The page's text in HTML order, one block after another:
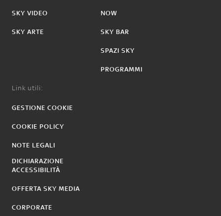
SKY VIDEO
SKY ARTE
NOW
SKY BAR
SPAZI SKY
PROGRAMMI
Link utili:
GESTIONE COOKIE
COOKIE POLICY
NOTE LEGALI
DICHIARAZIONE
ACCESSIBILITÀ
OFFERTA SKY MEDIA
CORPORATE